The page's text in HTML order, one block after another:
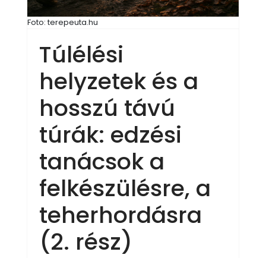
Foto: terepeuta.hu
Túlélési
helyzetek és a
hosszú távú
túrák: edzési
tanácsok a
felkészülésre, a
teherhordásra
(2. rész)